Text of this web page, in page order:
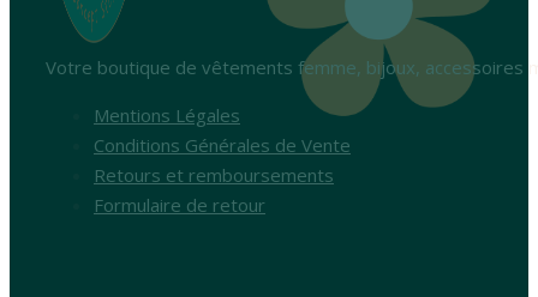
Votre boutique de vêtements femme, bijoux, accessoires
Mentions Légales
Conditions Générales de Vente
Retours et remboursements
Formulaire de retour